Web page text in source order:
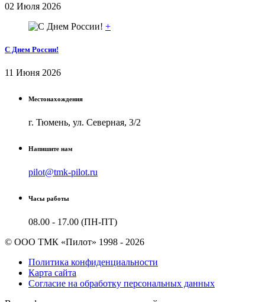
02 Июля 2026
+
С Днем России!
11 Июня 2026
Местонахождения
г. Тюмень, ул. Северная, 3/2
Напишите нам
pilot@tmk-pilot.ru
Часы работы
08.00 - 17.00 (ПН-ПТ)
© ООО ТМК «Пилот» 1998 - 2026
Политика конфиденциальности
Карта сайта
Согласие на обработку персональных данных